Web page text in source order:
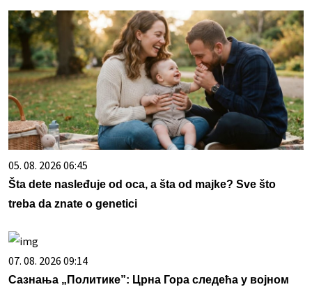
05. 08. 2026 06:45
Šta dete nasleđuje od oca, a šta od majke? Sve što
treba da znate o genetici
07. 08. 2026 09:14
Сазнања „Политике”: Црна Гора следећа у војном